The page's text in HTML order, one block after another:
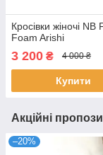
Кросівки жіночі NB
Foam Arishi
3 200 ₴ 4 000 ₴
Купити
Акційні
–20%